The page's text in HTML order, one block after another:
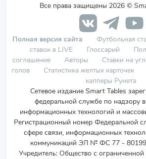
Все права защищены 2026 ©
Полная версия сайта Футбольная
ставок в LIVE
Глоссарий
соглашение
Авторы Ставки на
голов
Статистика желтых карточек
капперы Рунета
Сетевое издание Smart Tables
федеральной службе по надзору
информационных технологий и
Регистрационный номер Федеральной
сфере связи, информационных
коммуникаций ЭЛ № ФС 77 - 80199
Учредитель: Общество с ограниченной